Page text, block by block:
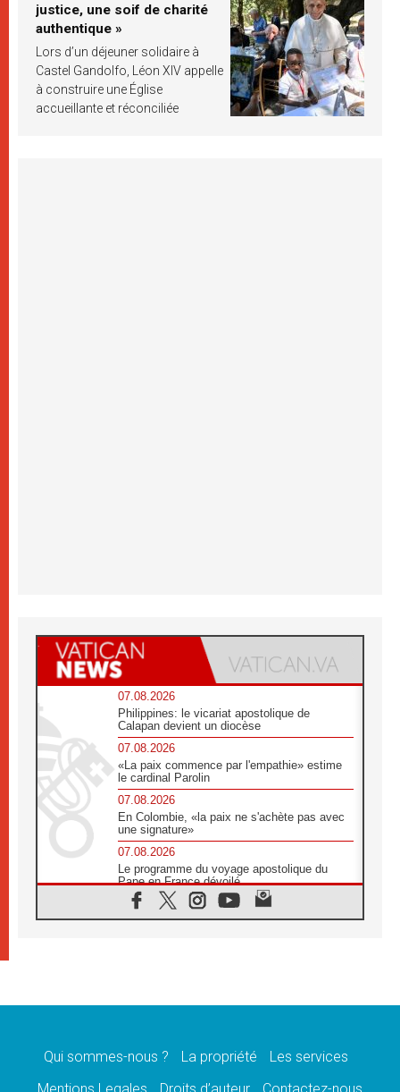
justice, une soif de charité
authentique »
Lors d’un déjeuner solidaire à
Castel Gandolfo, Léon XIV appelle
à construire une Église
accueillante et réconciliée
07.08.2026
Philippines: le vicariat apostolique de
Calapan devient un diocèse
07.08.2026
«La paix commence par l'empathie» estime
le cardinal Parolin
07.08.2026
En Colombie, «la paix ne s'achète pas avec
une signature»
07.08.2026
Le programme du voyage apostolique du
Pape en France dévoilé
07.08.2026
1ère Conférence continentale sur l'éducation
07.08.2026
07.08.2026
lancement des «dix jours de prière pour la
Qui sommes-nous ? La propriété
Les services